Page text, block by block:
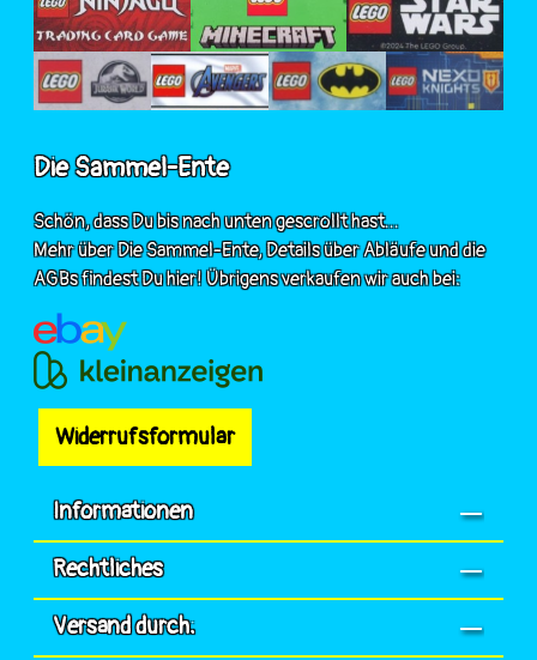
Die Sammel-Ente
Schön, dass Du bis nach unten gescrollt hast...
Mehr über Die Sammel-Ente, Details über Abläufe und die
AGBs findest Du hier! Übrigens verkaufen wir auch bei:
Widerrufsformular
Informationen
Rechtliches
Versand durch: